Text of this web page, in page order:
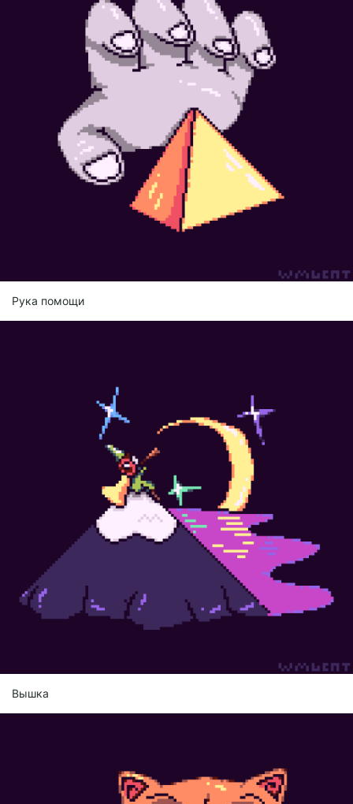
Рука помощи
Вышка